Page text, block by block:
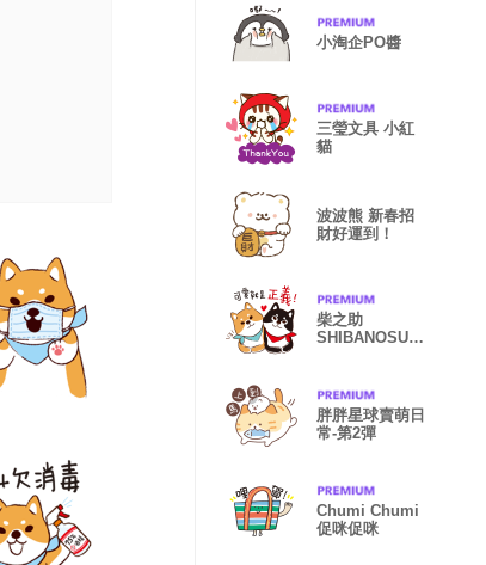
小淘企PO醬
三瑩文具 小紅
貓
波波熊 新春招
財好運到！
柴之助
SHIBANOSUK
胖胖星球賣萌日
常-第2彈
Chumi Chumi
促咪促咪